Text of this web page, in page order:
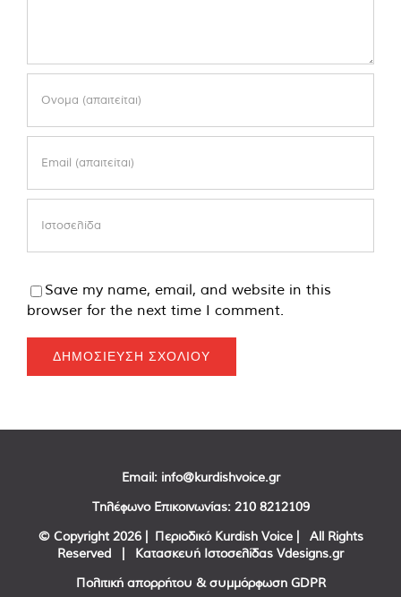
Save my name, email, and website in this
browser for the next time I comment.
Email: info@kurdishvoice.gr
Τηλέφωνο Επικοινωνίας: 210 8212109
© Copyright 2026 | Περιοδικό Kurdish Voice | All Rights
Reserved | Κατασκευή Ιστοσελίδας Vdesigns.gr
Πολιτική απορρήτου & συμμόρφωση GDPR